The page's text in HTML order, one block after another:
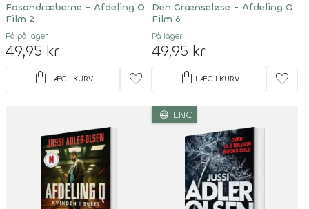
Fasandræberne - Afdeling Q
Film 2
Få på lager
49,95 kr
shopping_bag LÆG I KURV favorite
Den Grænseløse - Afdeling Q
Film 6
På lager
49,95 kr
shopping_bag LÆG I KURV favorite
language ENG